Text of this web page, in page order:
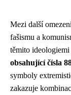
Mezi další
fašismu a
těmito ideologiemi
obsahující čísla
symboly
zakazuje